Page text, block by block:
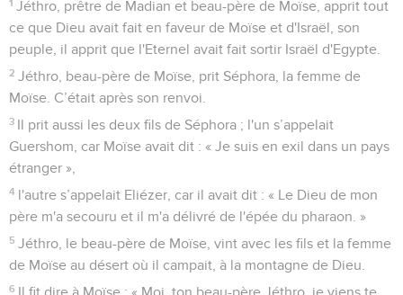
1 Jéthro, prêtre de Madian et beau-père de Moïse, apprit tout
ce que Dieu avait fait en faveur de Moïse et d'Israël, son
peuple, il apprit que l'Eternel avait fait sortir Israël d'Egypte.
2 Jéthro, beau-père de Moïse, prit Séphora, la femme de
Moïse. C’était après son renvoi.
3 Il prit aussi les deux fils de Séphora ; l'un s’appelait
Guershom, car Moïse avait dit : « Je suis en exil dans un pays
étranger »,
4 l'autre s’appelait Eliézer, car il avait dit : « Le Dieu de mon
père m'a secouru et il m'a délivré de l'épée du pharaon. »
5 Jéthro, le beau-père de Moïse, vint avec les fils et la femme
de Moïse au désert où il campait, à la montagne de Dieu.
6 Il fit dire à Moïse : « Moi, ton beau-père Jéthro, je viens te